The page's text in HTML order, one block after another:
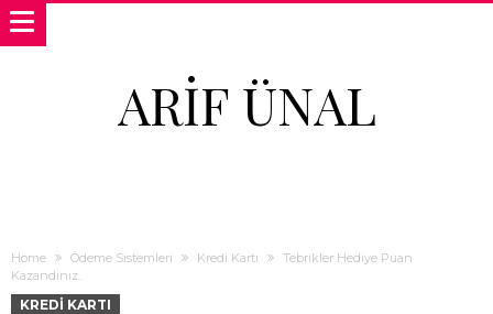
ARIF ÜNAL
Home Ödeme Sistemleri Kredi Kartı
Tebrikler Hediye Puan
Kazandınız..
KREDI KARTI